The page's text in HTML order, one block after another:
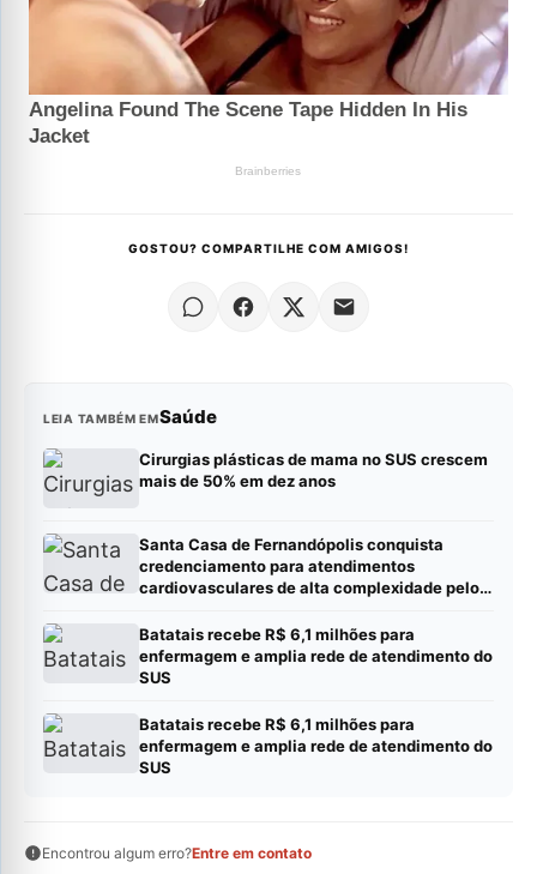
GOSTOU? COMPARTILHE COM AMIGOS!
LEIA TAMBÉM EMSaúde
Cirurgias plásticas de mama no SUS crescem
mais de 50% em dez anos
Santa Casa de Fernandópolis conquista
credenciamento para atendimentos
cardiovasculares de alta complexidade pelo
Batatais recebe R$ 6,1 milhões para
enfermagem e amplia rede de atendimento do
SUS
Batatais recebe R$ 6,1 milhões para
enfermagem e amplia rede de atendimento do
SUS
Encontrou algum erro?Entre em contato